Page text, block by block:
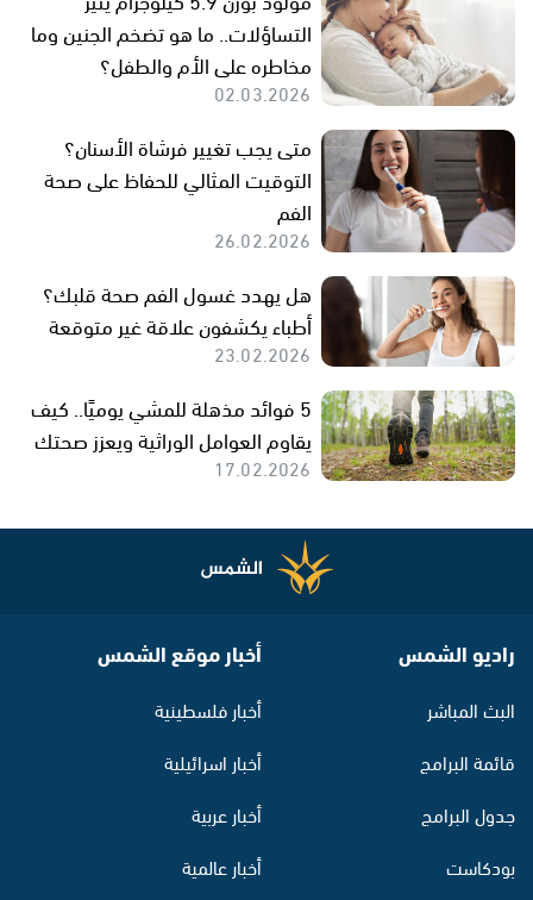
التساؤلات.. ما هو تضخم الجنين وما
مخاطره على الأم والطفل؟
02.03.2026
متى يجب تغيير فرشاة الأسنان؟
التوقيت المثالي للحفاظ على صحة
الفم
26.02.2026
هل يهدد غسول الفم صحة قلبك؟
أطباء يكشفون علاقة غير متوقعة
23.02.2026
5 فوائد مذهلة للمشي يوميًا.. كيف
يقاوم العوامل الوراثية ويعزز صحتك
17.02.2026
راديو الشمس
البث المباشر
قائمة البرامج
جدول البرامج
بودكاست
أخبار موقع الشمس
أخبار فلسطينية
أخبار اسرائيلية
أخبار عربية
أخبار عالمية